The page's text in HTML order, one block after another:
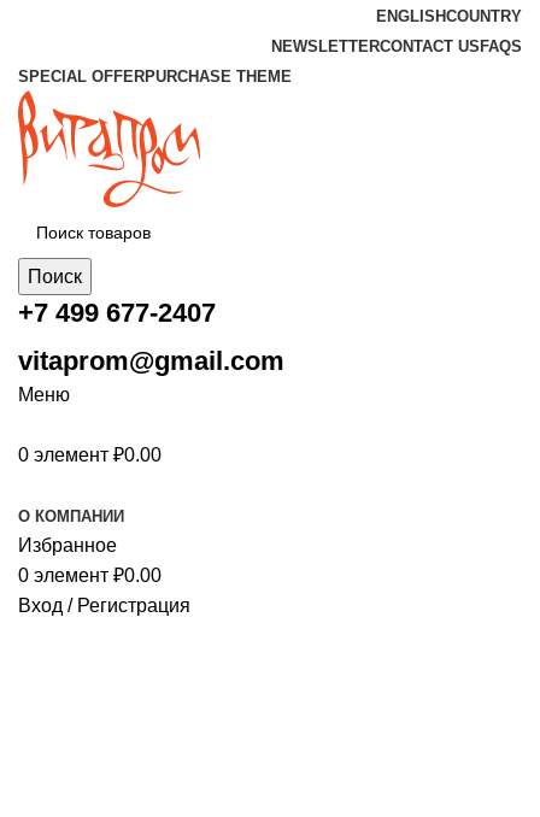
ENGLISHCOUNTRY
NEWSLETTERCONTACT US FAQS
SPECIAL OFFERPURCHASE THEME
Поиск
+7 499 677-2407
vitaprom@gmail.com
Меню
0 элемент ₽0.00
О КОМПАНИИ
Избранное
0 элемент ₽0.00
Вход / Регистрация